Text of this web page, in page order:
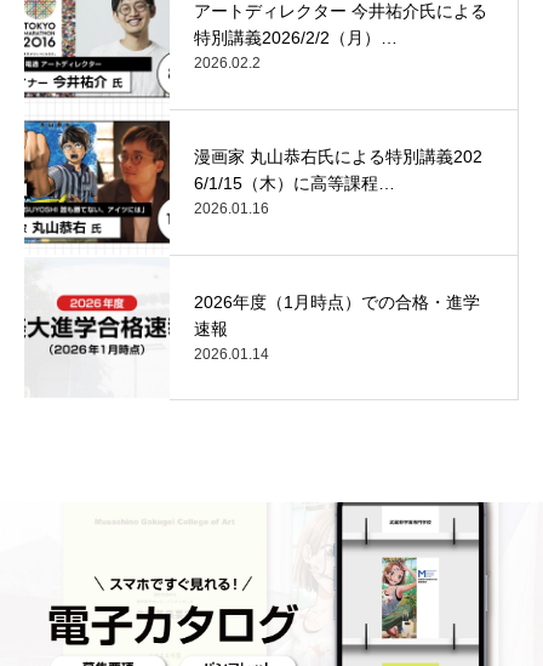
アートディレクター 今井祐介氏による
特別講義2026/2/2（月）…
2026.02.2
漫画家 丸山恭右氏による特別講義202
6/1/15（木）に高等課程…
2026.01.16
2026年度（1月時点）での合格・進学
速報
2026.01.14